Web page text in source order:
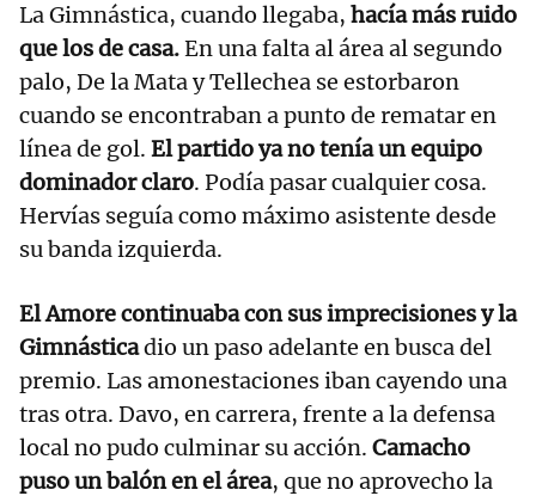
La Gimnástica, cuando llegaba, hacía más ruido
que los de casa.En una falta al área al segundo
palo, De la Mata y Tellechea se estorbaron
cuando se encontraban a punto de rematar en
línea de gol. El partido ya no tenía un equipo
dominador claro. Podía pasar cualquier cosa.
Hervías seguía como máximo asistente desde
su banda izquierda.
El Amore continuaba con sus imprecisiones y la
Gimnásticadio un paso adelante en busca del
premio. Las amonestaciones iban cayendo una
tras otra. Davo, en carrera, frente a la defensa
local no pudo culminar su acción. Camacho
puso un balón en el área, que no aprovecho la